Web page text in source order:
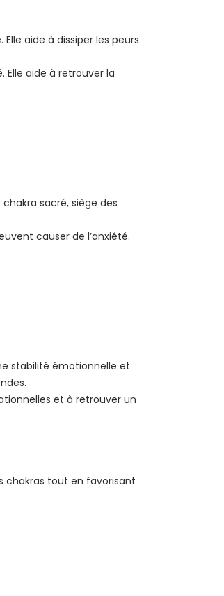
aide à dissiper les peurs
Elle aide à retrouver la
sacré, siège des
causer de l’anxiété.
stabilité émotionnelle et
et à retrouver un
chakras tout en favorisant